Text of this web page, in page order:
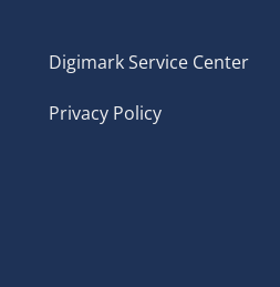
Digimark Service Center
Privacy Policy